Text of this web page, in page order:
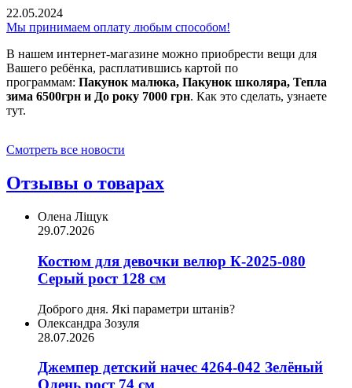
22.05.2024
Мы принимаем оплату любым способом!
В нашем интернет-магазине можно приобрести вещи для
Вашего ребёнка, расплатившись картой по
программам: Пакунок малюка, Пакунок школяра, Тепла
зима 6500грн и До року 7000 грн. Как это сделать, узнаете
тут.
Смотреть все новости
Отзывы о товарах
Олена Ліщук
29.07.2026
Костюм для девочки велюр К-2025-080
Серый рост 128 см
Доброго дня. Які параметри штанів?
Олександра Зозуля
28.07.2026
Джемпер детский начес 4264-042 Зелёный
Олень рост 74 см